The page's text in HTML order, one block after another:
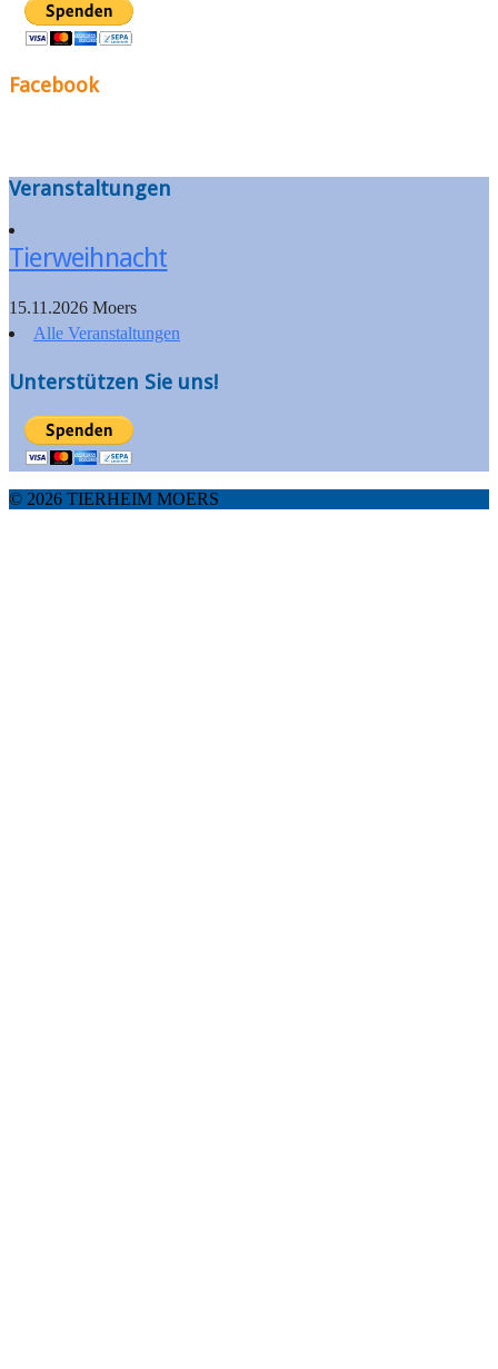
Facebook
Veranstaltungen
Tierweihnacht
15.11.2026 Moers
Alle Veranstaltungen
Unterstützen Sie uns!
© 2026 TIERHEIM MOERS